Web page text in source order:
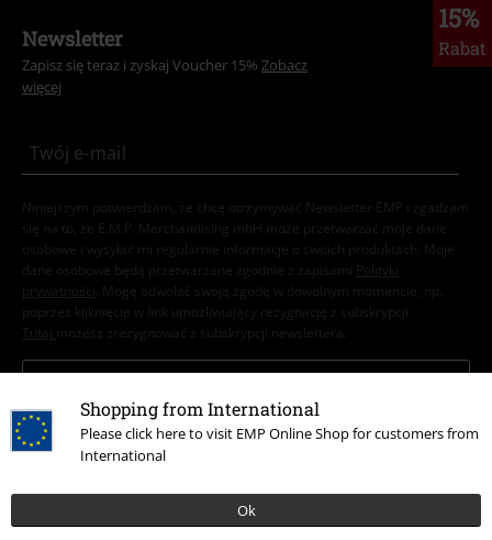
Shopping from International
Please click here to visit EMP Online Shop for customers from
International
Ok
15%
Rabat
Newsletter
Zapisz się teraz i zyskaj Voucher 15% Zobacz
więcej
Niniejszym potwierdzam, że chcę otrzymywać Newsletter EMP i zgadzam
się na to, że E.M.P. Merchandising mbH może przetwarzać moje dane
osobowe i wysyłać mi regularnie informacje o swoich produktach. Moje
dane osobowe będą przetwarzane zgodnie z zapisami
Polityki
prywatności . Mogę odwołać swoją zgodę w dowolnym momencie, np.
poprzez kliknięcie w link umożliwiający rezygnację z subskrypcji.
Tutaj możesz zrezygnować z subskrypcji newslettera.
*Kod jest ważny przez 4 tygodnie. Do wykorzystania tylko online. NIe
łączy się z innymi kodami promocyjnymi. Po wprowadzeniu kodu rabat
obejmuje: mediów, książek, biletów, voucherów prezentowych, artykułów:
Rammstein, (Till) Lindemann, Die Ärzte, Die Toten Hosen, Feine Sahne